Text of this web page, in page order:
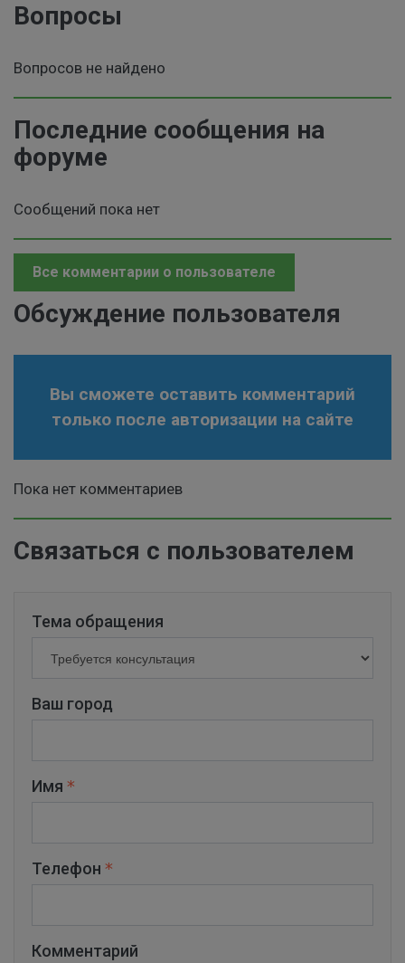
Вопросы
Вопросов не найдено
Последние сообщения на
форуме
Сообщений пока нет
Все комментарии о пользователе
Обсуждение пользователя
Вы сможете оставить комментарий
только после авторизации на сайте
Пока нет комментариев
Связаться с пользователем
Тема обращения
Ваш город
Имя
Телефон
Комментарий